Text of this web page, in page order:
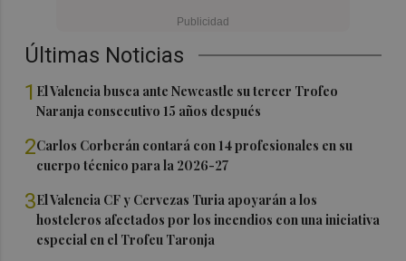
Últimas Noticias
1 El Valencia busca ante Newcastle su tercer Trofeo
Naranja consecutivo 15 años después
2Carlos Corberán contará con 14 profesionales en su
cuerpo técnico para la 2026-27
3El Valencia CF y Cervezas Turia apoyarán a los
hosteleros afectados por los incendios con una iniciativa
especial en el Trofeu Taronja